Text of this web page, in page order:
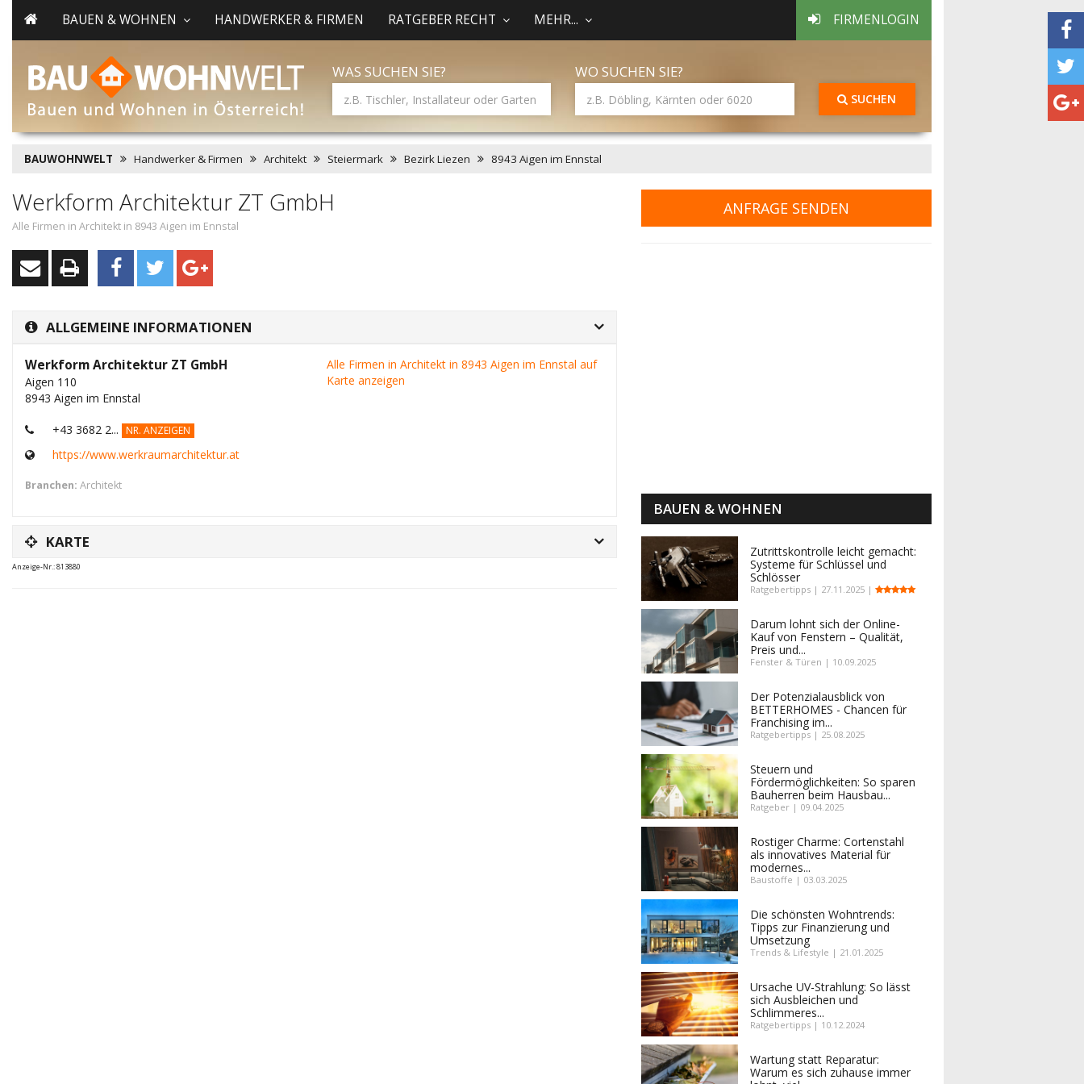
BAUEN & WOHNEN HANDWERKER & FIRMEN RATGEBER RECHT MEHR... FIRMENLOGIN
WAS SUCHEN SIE? WO SUCHEN SIE?
SUCHEN
BAUWOHNWELT Handwerker & Firmen Architekt Steiermark Bezirk Liezen 8943 Aigen im Ennstal
Werkform Architektur ZT GmbH
Alle Firmen in Architekt in 8943 Aigen im Ennstal
ALLGEMEINE INFORMATIONEN
Alle Firmen in Architekt in 8943 Aigen im Ennstal auf
Karte anzeigen
Werkform Architektur ZT GmbH
Aigen 110
8943 Aigen im Ennstal
+43 3682 2... NR. ANZEIGEN
https://www.werkraumarchitektur.at
Branchen: Architekt
KARTE
Anzeige-Nr.: 813880
ANFRAGE SENDEN
BAUEN & WOHNEN
Zutrittskontrolle leicht gemacht:
Systeme für Schlüssel und
Schlösser
Ratgebertipps | 27.11.2025 |
Darum lohnt sich der Online-
Kauf von Fenstern – Qualität,
Preis und...
Fenster & Türen | 10.09.2025
Der Potenzialausblick von
BETTERHOMES - Chancen für
Franchising im...
Ratgebertipps | 25.08.2025
Steuern und
Fördermöglichkeiten: So sparen
Bauherren beim Hausbau...
Ratgeber | 09.04.2025
Rostiger Charme: Cortenstahl
als innovatives Material für
modernes...
Baustoffe | 03.03.2025
Die schönsten Wohntrends:
Tipps zur Finanzierung und
Umsetzung
Trends & Lifestyle | 21.01.2025
Ursache UV-Strahlung: So lässt
sich Ausbleichen und
Schlimmeres...
Ratgebertipps | 10.12.2024
Wartung statt Reparatur:
Warum es sich zuhause immer